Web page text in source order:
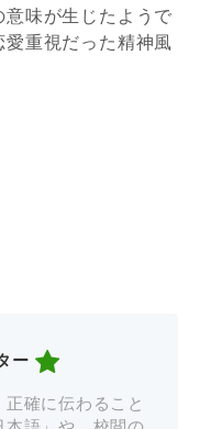
味が生じたようで
重視だった精神風
ー
確に伝わること